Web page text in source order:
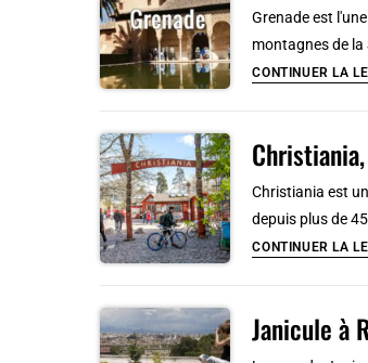
Grenade est
montagnes de la
CONTINUER LA
Christiania est
depuis plus de
CONTINUER LA
Janicule à